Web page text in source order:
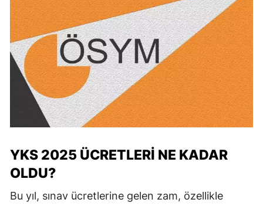
YKS 2025 ÜCRETLERI NE KADAR
OLDU?
Bu yıl, sınav ücretlerine gelen zam, özellikle